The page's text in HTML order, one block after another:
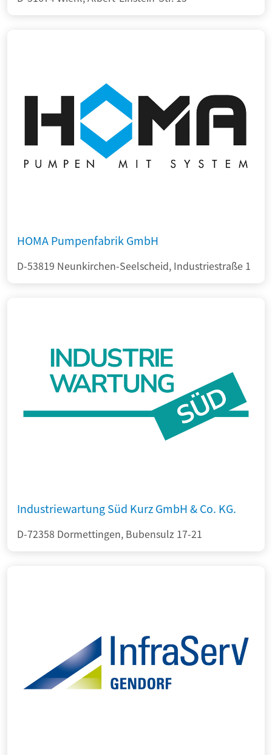
HOMA Pumpenfabrik GmbH
D-53819 Neunkirchen-Seelscheid, Industriestraße 1
Industriewartung Süd Kurz GmbH & Co. KG.
D-72358 Dormettingen, Bubensulz 17-21